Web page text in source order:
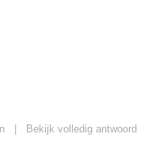
Bekijk volledig antwoord